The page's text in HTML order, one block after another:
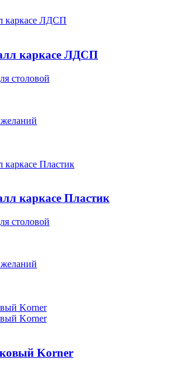
каркасе ЛДСП
столовой
каркасе Пластик
столовой
Korner